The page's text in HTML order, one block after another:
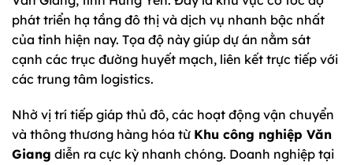
phát triển hạ tầng đô thị và dịch vụ nhanh bậc nhất
của tỉnh hiện nay. Tọa độ này giúp dự án nằm sát
cạnh các trục đường huyết mạch, liên kết trực tiếp với
các trung tâm logistics.
Nhờ vị trí tiếp giáp thủ đô, các hoạt động vận chuyển
và thông thương hàng hóa từ Khu công nghiệp Văn
Giang diễn ra cực kỳ nhanh chóng. Doanh nghiệp tại